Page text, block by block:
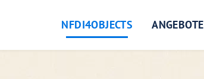
NFDI4OBJECTS ANGEBOTE